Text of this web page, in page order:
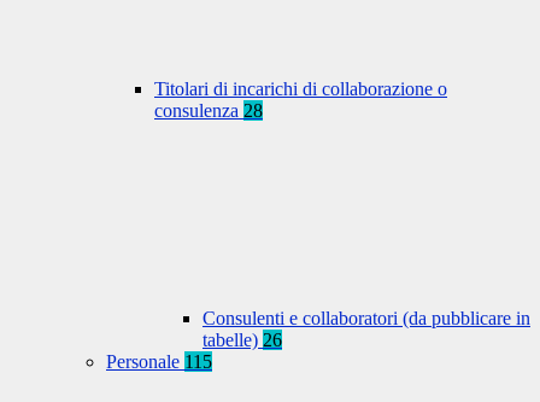
Titolari di incarichi di collaborazione o
consulenza 28
Consulenti e collaboratori (da pubblicare in
tabelle) 26
Personale 115